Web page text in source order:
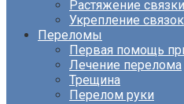
Растяжение
Укрепление связок
Переломы
Первая помощь
Лечение перелома
Трещина
Перелом руки